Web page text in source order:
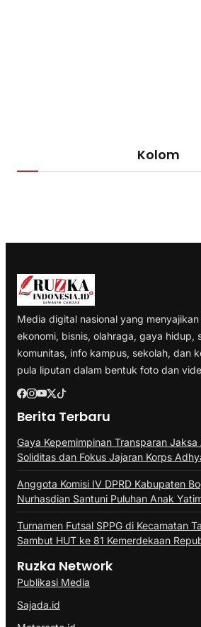
Kolom
Media digital nasional yang
ekonomi, bisnis, olahraga, gaya hidup,
komunitas, info kampus, sekolah, dan
pula liputan dalam bentuk foto dan
Berita Terbaru
Gaya Kepemimpinan Transparan
Soliditas dan Fokus Jajaran Korps
Anggota Komisi IV DPRD Kabupaten
Nurhasdian Santuni Puluhan Anak
Turnamen Futsal SPPG di Kecamatan
Sambut HUT ke 81 Kemerdekaan
Ruzka Network
Publikasi Media
Sajada.id